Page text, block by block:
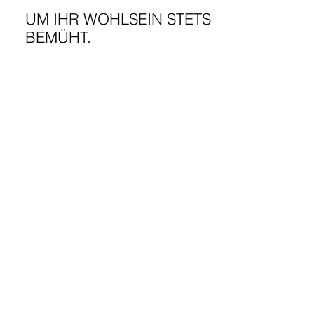
UM IHR WOHLSEIN STETS
BEMÜHT.